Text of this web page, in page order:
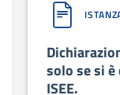
solo se si
ISEE.